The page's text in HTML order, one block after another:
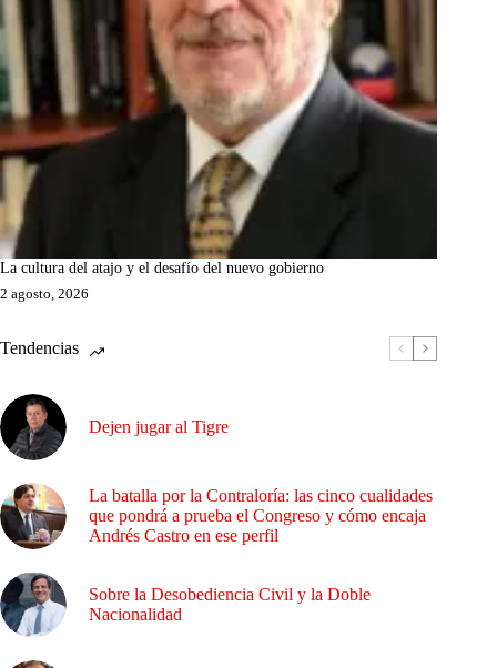
La cultura del atajo y el desafío del nuevo gobierno
2 agosto, 2026
Tendencias
Dejen jugar al Tigre
La batalla por la Contraloría: las cinco cualidades
que pondrá a prueba el Congreso y cómo encaja
Andrés Castro en ese perfil
Sobre la Desobediencia Civil y la Doble
Nacionalidad